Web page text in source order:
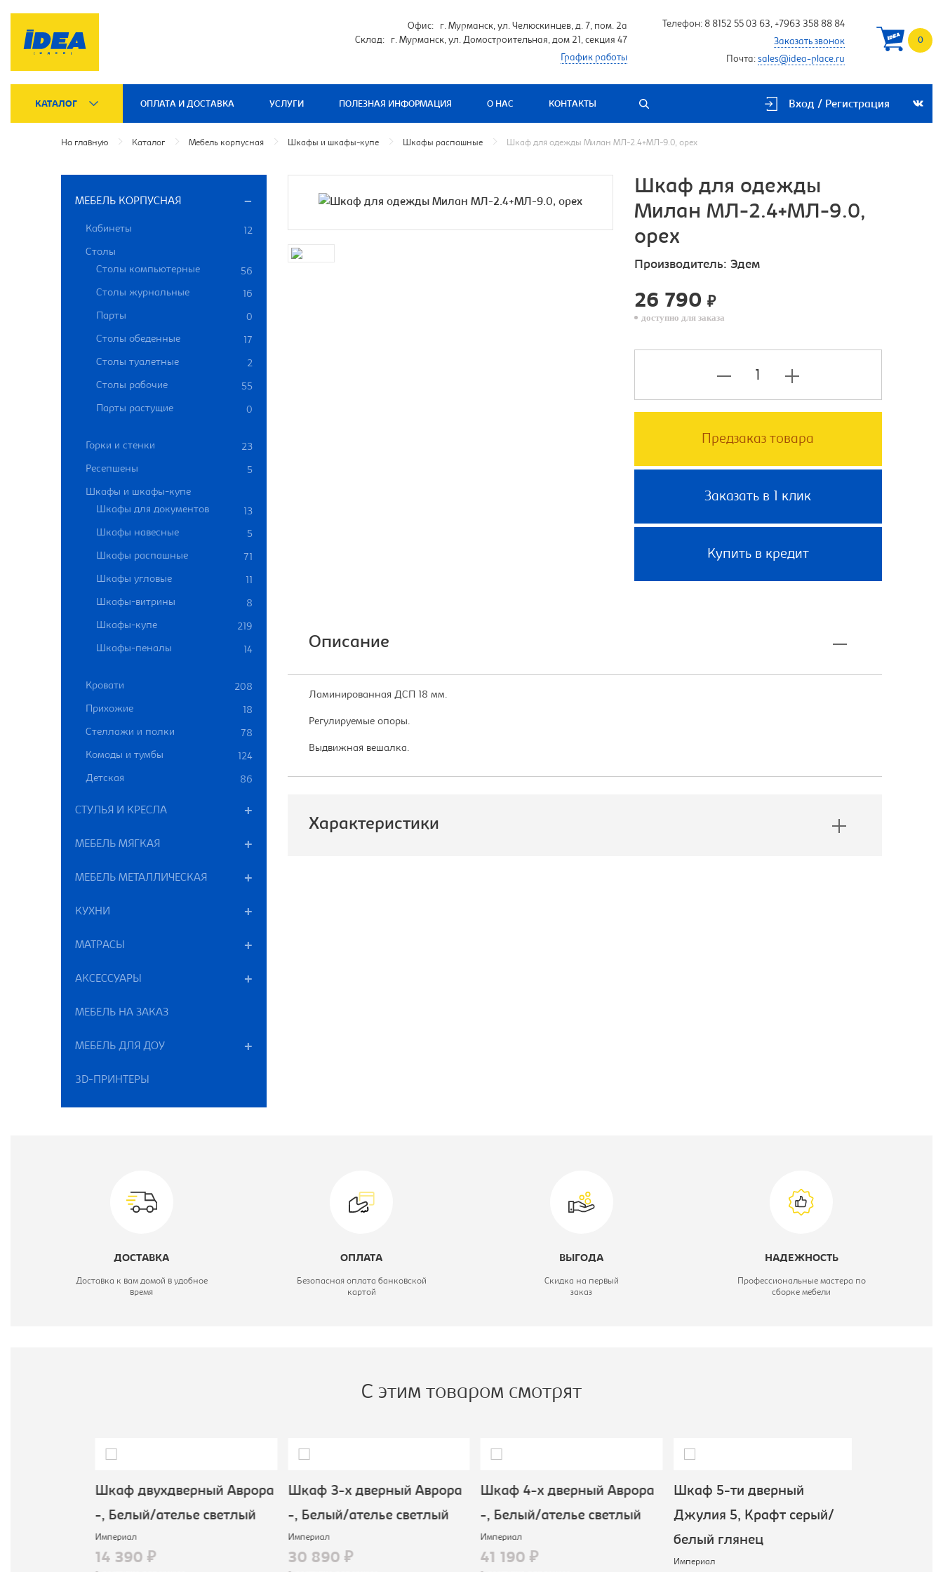
Офис: г. Мурманск, ул. Челюскинцев, д. 7, пом. 2а
Склад: г. Мурманск, ул. Домостроительная, дом 21, секция 47
График работы
Телефон: 8 8152 55 03 63, +7963 358 88 84
Заказать звонок
Почта: sales@idea-place.ru
0
КАТАЛОГ ОПЛАТА И ДОСТАВКА УСЛУГИ ПОЛЕЗНАЯ ИНФОРМАЦИЯ О НАС КОНТАКТЫ Вход / Регистрация
На главную Каталог Мебель корпусная Шкафы и шкафы-купе Шкафы распашные Шкаф для одежды Милан МЛ-2.4+МЛ-9.0, орех
МЕБЕЛЬ КОРПУСНАЯ
Кабинеты
12
Столы
Столы компьютерные
56
Столы журнальные
16
Парты 0
Столы обеденные 17
Столы туалетные 2
Столы рабочие 55
Парты растущие 0
Горки и стенки 23
Ресепшены 5
Шкафы и шкафы-купе
Шкафы для документов
13
Шкафы навесные
5
Шкафы распашные 71
Шкафы угловые 11
Шкафы-витрины 8
Шкафы-купе 219
Шкафы-пеналы 14
Кровати 208
Прихожие 18
Стеллажи и полки 78
Комоды и тумбы 124
Детская 86
СТУЛЬЯ И КРЕСЛА
МЕБЕЛЬ МЯГКАЯ
МЕБЕЛЬ МЕТАЛЛИЧЕСКАЯ
КУХНИ
МАТРАСЫ
АКСЕССУАРЫ
МЕБЕЛЬ НА ЗАКАЗ
МЕБЕЛЬ ДЛЯ ДОУ
3D-ПРИНТЕРЫ
Шкаф для одежды
Милан МЛ-2.4+МЛ-9.0,
орех
Производитель: Эдем
26 790 ₽
доступно для заказа
Предзаказ товара
Заказать в 1 клик
Купить в кредит
Описание
Ламинированная ДСП 18 мм.
Регулируемые опоры.
Выдвижная вешалка.
Характеристики
ДОСТАВКА
Доставка к вам домой в удобное
время
ОПЛАТА
Безопасная оплата банковской
картой
ВЫГОДА
Скидка на первый
заказ
НАДЕЖНОСТЬ
Профессиональные мастера по
сборке мебели
С этим товаром смотрят
Шкаф двухдверный Аврора
-, Белый/ателье светлый
Империал
14 390 ₽
Шкаф 3-х дверный Аврора
-, Белый/ателье светлый
Империал
30 890 ₽
Шкаф 4-х дверный Аврора
-, Белый/ателье светлый
Империал
41 190 ₽
Шкаф 5-ти дверный
Джулия 5, Крафт серый/
белый глянец
Империал